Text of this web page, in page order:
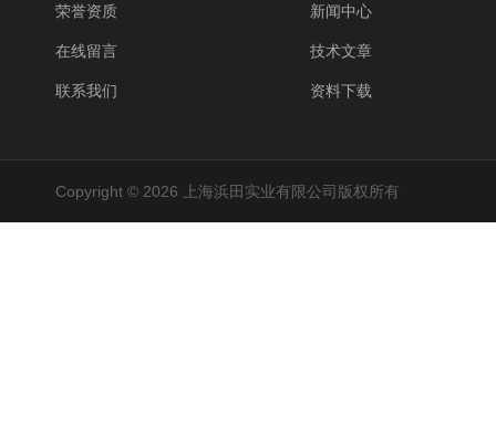
荣誉资质
在线留言
联系我们
新闻中心
技术文章
资料下载
Copyright © 2026 上海浜田实业有限公司版权所有